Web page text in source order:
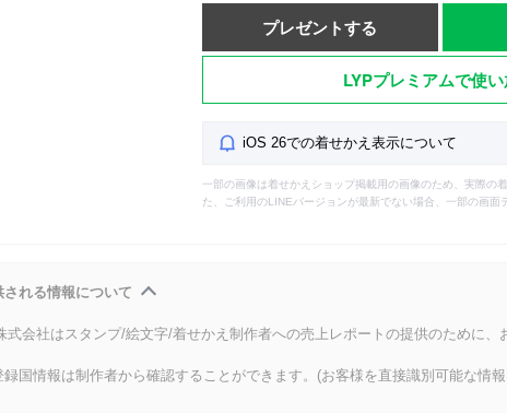
プレゼントする
LYPプレミアムで使
iOS 26での着せかえ表示について
一部の画像は着せかえショップ掲載用の画像のため、実際の
た、ご利用のLINEバージョンが最新でない場合、一部の画面
れる情報について
式会社はスタンプ/絵文字/着せかえ制作者への売上レポートの提供のために、
国情報は制作者から確認することができます。(お客様を直接識別可能な情